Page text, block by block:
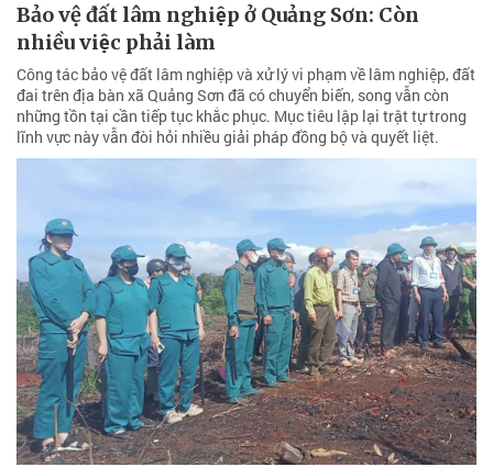
Bảo vệ đất lâm nghiệp ở Quảng Sơn: Còn
nhiều việc phải làm
Công tác bảo vệ đất lâm nghiệp và xử lý vi phạm về lâm nghiệp, đất
đai trên địa bàn xã Quảng Sơn đã có chuyển biến, song vẫn còn
những tồn tại cần tiếp tục khắc phục. Mục tiêu lập lại trật tự trong
lĩnh vực này vẫn đòi hỏi nhiều giải pháp đồng bộ và quyết liệt.